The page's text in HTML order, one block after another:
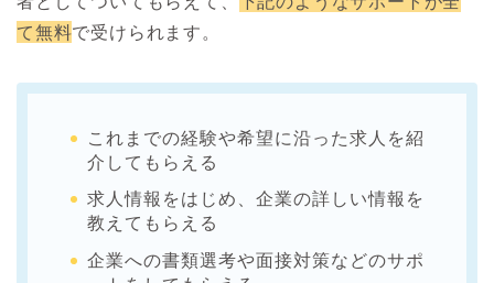
て無料で受けられます。
これまでの経験や希望に沿った求人を紹
介してもらえる
求人情報をはじめ、企業の詳しい情報を
教えてもらえる
企業への書類選考や面接対策などのサポ